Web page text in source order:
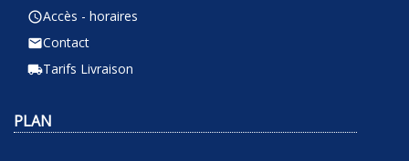
query_builderAccès - horaires
emailContact
local_shippingTarifs Livraison
PLAN